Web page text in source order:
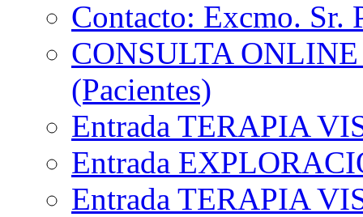
Contacto: Excmo. Sr.
CONSULTA
(Pacientes)
Entrada TERAPIA
Entrada
Entrada TERAPIA